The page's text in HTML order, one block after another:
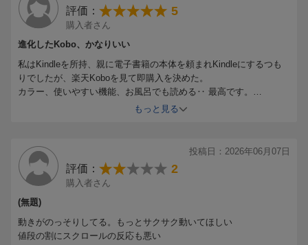
評価： 5
購入者さん
進化したKobo、かなりいい
私はKindleを所持、親に電子書籍の本体を頼まれKindleにするつも
りでしたが、楽天Koboを見て即購入を決めた。
カラー、使いやすい機能、お風呂でも読める‥ 最高です。
もっと見る
投稿日：2026年06月07日
評価： 2
購入者さん
(無題)
動きがのっそりしてる。もっとサクサク動いてほしい
値段の割にスクロールの反応も悪い